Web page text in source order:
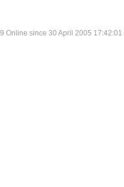
Online since 30 April 2005